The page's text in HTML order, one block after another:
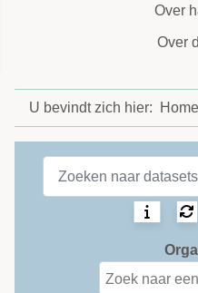
Over
Over
U bevindt zich hier: Home